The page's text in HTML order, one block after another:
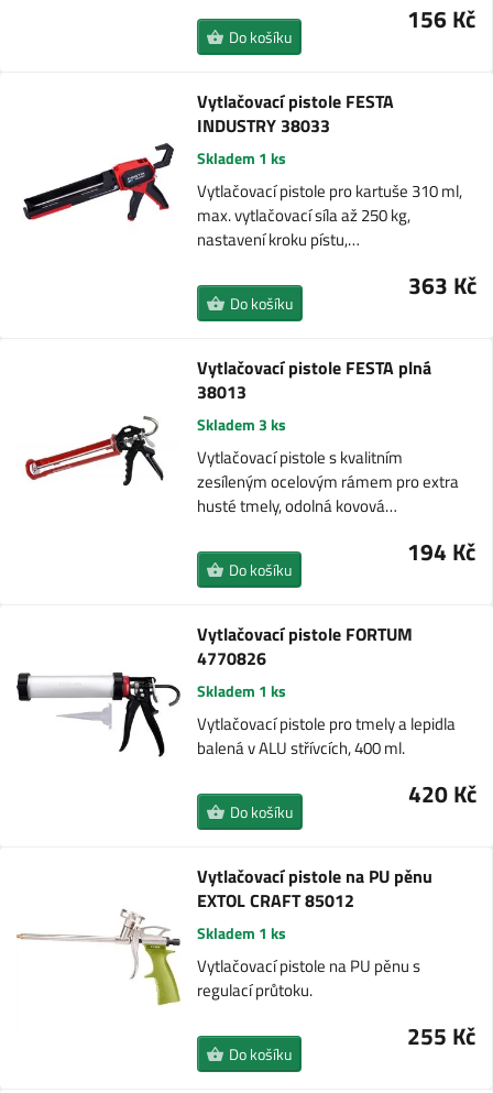
156 Kč
Do košíku
Vytlačovací pistole FESTA
INDUSTRY 38033
Skladem 1 ks
Vytlačovací pistole pro kartuše 310 ml,
max. vytlačovací síla až 250 kg,
nastavení kroku pístu,…
363 Kč
Do košíku
Vytlačovací pistole FESTA plná
38013
Skladem 3 ks
Vytlačovací pistole s kvalitním
zesíleným ocelovým rámem pro extra
husté tmely, odolná kovová…
194 Kč
Do košíku
Vytlačovací pistole FORTUM
4770826
Skladem 1 ks
Vytlačovací pistole pro tmely a lepidla
balená v ALU střívcích, 400 ml.
420 Kč
Do košíku
Vytlačovací pistole na PU pěnu
EXTOL CRAFT 85012
Skladem 1 ks
Vytlačovací pistole na PU pěnu s
regulací průtoku.
255 Kč
Do košíku